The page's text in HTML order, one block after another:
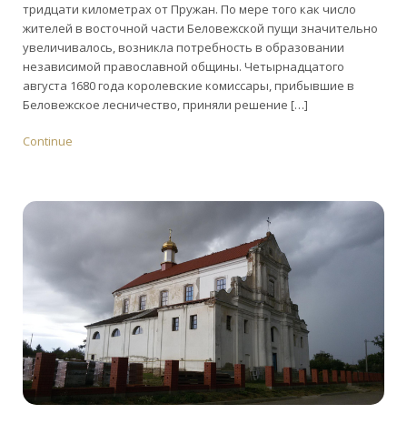
тридцати километрах от Пружан. По мере того как число
жителей в восточной части Беловежской пущи значительно
увеличивалось, возникла потребность в образовании
независимой православной общины. Четырнадцатого
августа 1680 года королевские комиссары, прибывшие в
Беловежское лесничество, приняли решение […]
Continue